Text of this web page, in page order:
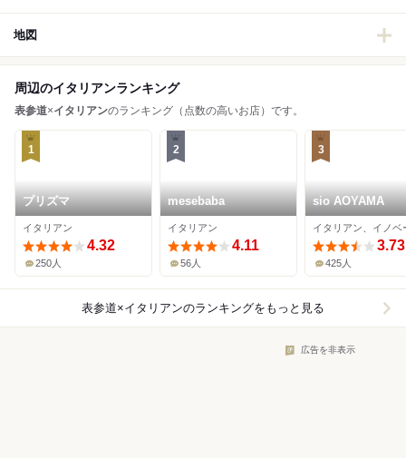
地図
周辺のイタリアンランキング
表参道×イタリアンのランキング（点数の高いお店）です。
1
プリズマ
イタリアン
4.32
250人
2
mesebaba
イタリアン
4.11
56人
3
sio AOYAMA
3.73
425人
表参道×イタリアンのランキングをもっと見る
広告を非表示